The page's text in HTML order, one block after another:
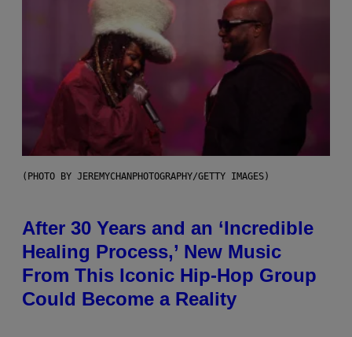
(PHOTO BY JEREMYCHANPHOTOGRAPHY/GETTY IMAGES)
After 30 Years and an ‘Incredible
Healing Process,’ New Music
From This Iconic Hip-Hop Group
Could Become a Reality